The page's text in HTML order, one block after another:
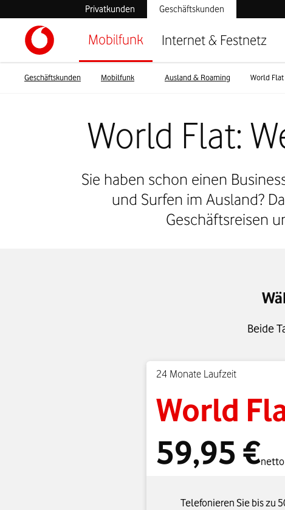
Mobilfunk Internet & Festnetz
Privatkunden Geschäftskunden
Geschäftskunden Mobilfunk Ausland & Roaming World Flat
World Flat:
Sie haben schon einen
und Surfen im Ausland?
Geschäftsreisen
Beide
24 Monate Laufzeit
World
59,95 €netto
Telefonieren Sie bis zu